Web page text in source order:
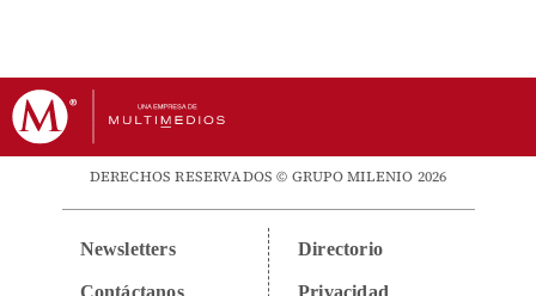
DERECHOS RESERVADOS © GRUPO MILENIO 2026
Newsletters
Contáctanos
Directorio
Privacidad